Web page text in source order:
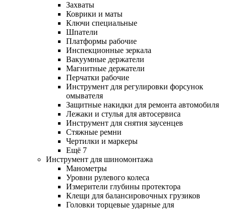
Захваты
Коврики и маты
Ключи специальные
Шпатели
Платформы рабочие
Инспекционные зеркала
Вакуумные держатели
Магнитные держатели
Перчатки рабочие
Инструмент для регулировки форсунок
омывателя
Защитные накидки для ремонта автомобиля
Лежаки и стулья для автосервиса
Инструмент для снятия заусенцев
Стяжные ремни
Чертилки и маркеры
Ещё 7
Инструмент для шиномонтажа
Манометры
Уровни рулевого колеса
Измерители глубины протектора
Клещи для балансировочных грузиков
Головки торцевые ударные для